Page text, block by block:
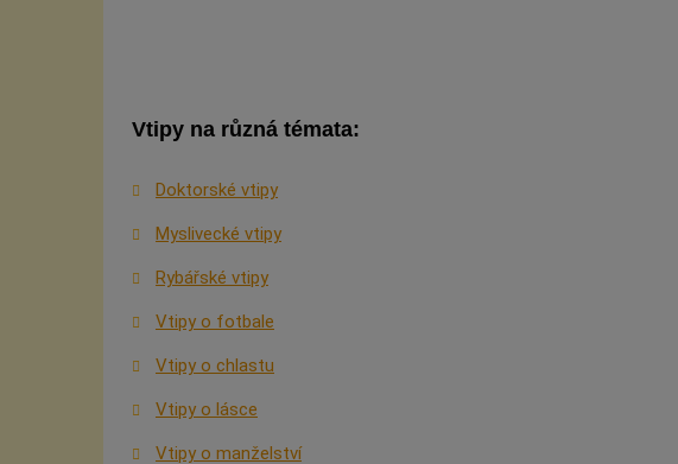
Vtipy na různá témata:
Doktorské vtipy
Myslivecké vtipy
Rybářské vtipy
Vtipy o fotbale
Vtipy o chlastu
Vtipy o lásce
Vtipy o manželství